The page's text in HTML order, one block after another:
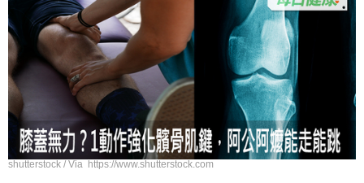
shutterstock / Via https://www.shutterstock.com